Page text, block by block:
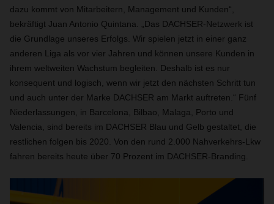
dazu kommt von Mitarbeitern, Management und Kunden“,
bekräftigt Juan Antonio Quintana. „Das DACHSER-Netzwerk ist
die Grundlage unseres Erfolgs. Wir spielen jetzt in einer ganz
anderen Liga als vor vier Jahren und können unsere Kunden in
ihrem weltweiten Wachstum begleiten. Deshalb ist es nur
konsequent und logisch, wenn wir jetzt den nächsten Schritt tun
und auch unter der Marke DACHSER am Markt auftreten.“ Fünf
Niederlassungen, in Barcelona, Bilbao, Malaga, Porto und
Valencia, sind bereits im DACHSER Blau und Gelb gestaltet, die
restlichen folgen bis 2020. Von den rund 2.000 Nahverkehrs-Lkw
fahren bereits heute über 70 Prozent im DACHSER-Branding.